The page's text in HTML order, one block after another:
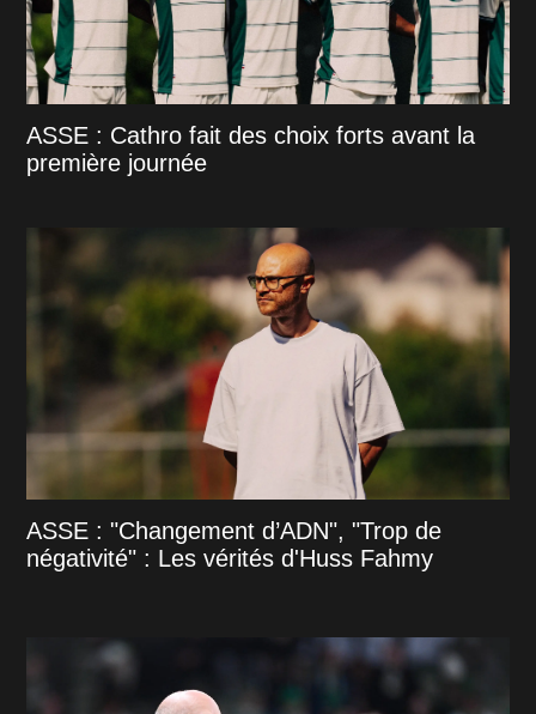
ASSE : Cathro fait des choix forts avant la
première journée
ASSE : "Changement d’ADN", "Trop de
négativité" : Les vérités d'Huss Fahmy